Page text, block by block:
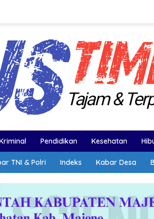
Pendidikan Kesehatan
TNI & Polri Indeks Kabar Desa